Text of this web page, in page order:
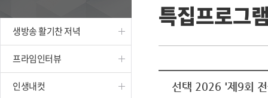
보은
인생내컷
테마기행 길
시청자 FLEX
특집프로그램
16:00 완
우리 고
생방송 활기찬 저녁
프라임인터뷰
인생내컷
특집프로그
선택 2026 '제9회